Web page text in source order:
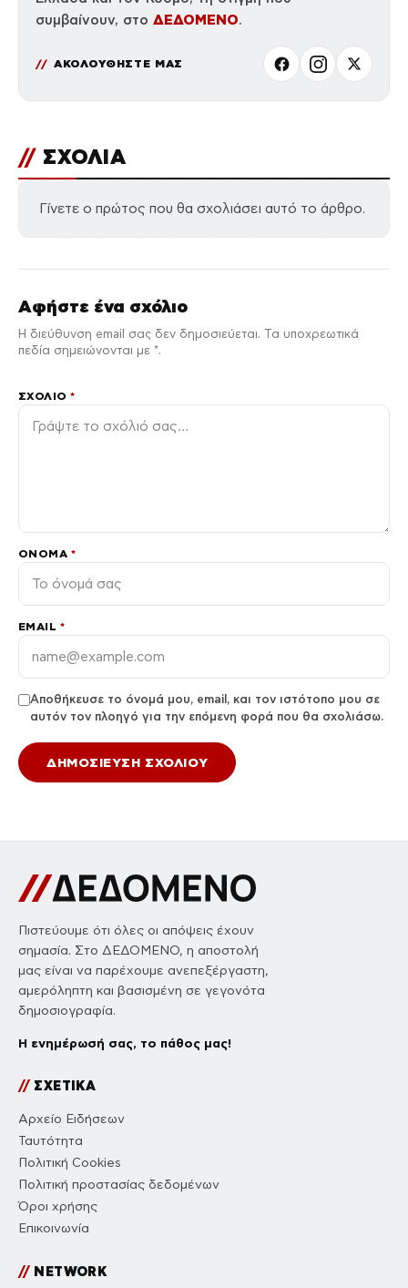
συμβαίνουν, στο ΔΕΔΟΜΕΝΟ.
ΑΚΟΛΟΥΘΗΣΤΕ ΜΑΣ
// ΣΧΟΛΙΑ
Γίνετε ο πρώτος που θα σχολιάσει αυτό το άρθρο.
Αφήστε ένα σχόλιο
Η διεύθυνση email σας δεν δημοσιεύεται. Τα υποχρεωτικά
πεδία σημειώνονται με *.
ΣΧΌΛΙΟ*
ΌΝΟΜΑ *
EMAIL *
Αποθήκευσε το όνομά μου, email, και τον ιστότοπο μου σε
αυτόν τον πλοηγό για την επόμενη φορά που θα σχολιάσω.
Πιστεύουμε ότι όλες οι απόψεις έχουν
σημασία. Στο ΔΕΔΟΜΕΝΟ, η αποστολή
μας είναι να παρέχουμε ανεπεξέργαστη,
αμερόληπτη και βασισμένη σε γεγονότα
δημοσιογραφία.
Η ενημέρωσή σας, το πάθος μας!
//ΣΧΕΤΙΚΑ
Αρχείο Ειδήσεων
Ταυτότητα
Πολιτική Cookies
Πολιτική προστασίας δεδομένων
Όροι χρήσης
Επικοινωνία
//NETWORK